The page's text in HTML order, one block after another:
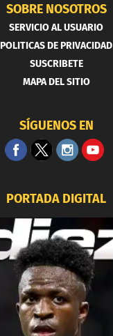
SOBRE NOSOTROS
SERVICIO AL USUARIO
POLITICAS DE PRIVACIDAD
SUSCRIBETE
MAPA DEL SITIO
SÍGUENOS EN
PORTADA DIGITAL